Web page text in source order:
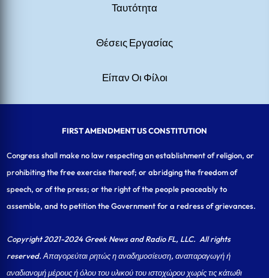
Ταυτότητα
Θέσεις Εργασίας
Είπαν Οι Φίλοι
FIRST AMENDMENT US CONSTITUTION
Congress shall make no law respecting an establishment of religion, or
prohibiting the free exercise thereof; or abridging the freedom of
speech, or of the press; or the right of the people peaceably to
assemble, and to petition the Government for a redress of grievances.
Copyright 2021-2024 Greek News and Radio FL, LLC. All rights
reserved. Απαγορεύται ρητώς η αναδημοσίευση, αναπαραγωγή ή
αναδιανομή μέρους ή όλου του υλικού του ιστοχώρου χωρίς τις κάτωθι